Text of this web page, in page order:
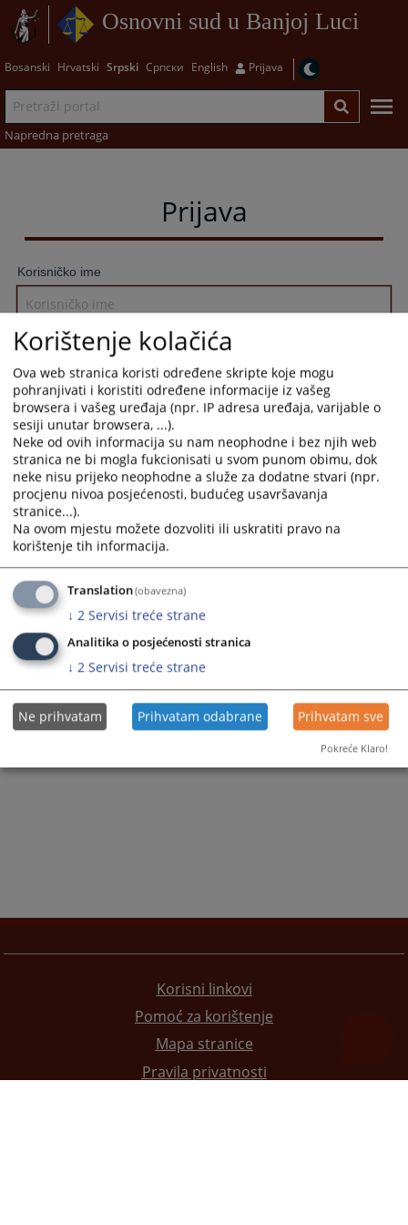
Osnovni sud u Banjoj Luci
Bosanski Hrvatski Srpski Српски English Prijava
Napredna pretraga
Prijava
Korisničko ime
Lozinka
Zapamti me
Prijava
Zaboravili ste lozinku?
Želite postati član?
Korisni linkovi
Pomoć za korištenje
Mapa stranice
Pravila privatnosti
Korištenje kolačića
Ova web stranica koristi određene skripte koje mogu
pohranjivati i koristiti određene informacije iz vašeg
browsera i vašeg uređaja (npr. IP adresa uređaja, varijable o
sesiji unutar browsera, ...).
Neke od ovih informacija su nam neophodne i bez njih web
stranica ne bi mogla fukcionisati u svom punom obimu, dok
neke nisu prijeko neophodne a služe za dodatne stvari (npr.
procjenu nivoa posjećenosti, budućeg usavršavanja
stranice...).
Na ovom mjestu možete dozvoliti ili uskratiti pravo na
korištenje tih informacija.
Translation(obavezna)
↓ 2 Servisi treće strane
Analitika o posjećenosti stranica
↓ 2 Servisi treće strane
Ne prihvatam Prihvatam odabrane Prihvatam sve
Pokreće Klaro!